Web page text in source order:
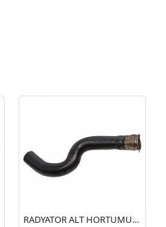
RADYATOR ALT HORTUMU (R15153) 406 2.0 16V(1351.HN)